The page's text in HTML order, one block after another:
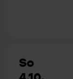
So